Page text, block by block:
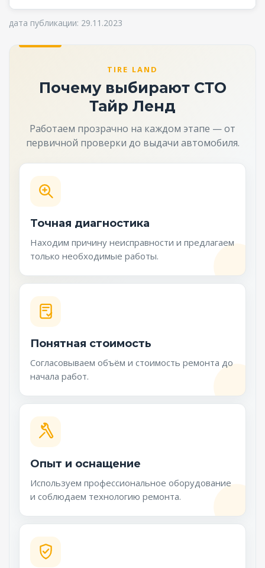
дата публикации: 29.11.2023
TIRE LAND
Почему выбирают СТО
Тайр Ленд
Работаем прозрачно на каждом этапе — от
первичной проверки до выдачи автомобиля.
Точная диагностика
Находим причину неисправности и предлагаем
только необходимые работы.
Понятная стоимость
Согласовываем объём и стоимость ремонта до
начала работ.
Опыт и оснащение
Используем профессиональное оборудование
и соблюдаем технологию ремонта.